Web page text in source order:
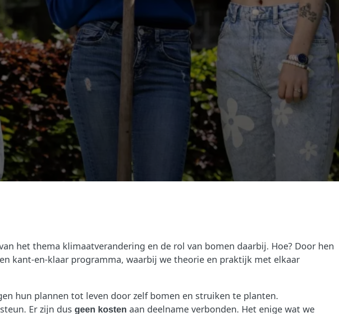
het thema klimaatverandering en de rol van bomen daarbij. Hoe? Door hen
kant-en-klaar programma, waarbij we theorie en praktijk met elkaar
hun plannen tot leven door zelf bomen en struiken te planten.
Er zijn dus geen kosten aan deelname verbonden. Het enige wat we